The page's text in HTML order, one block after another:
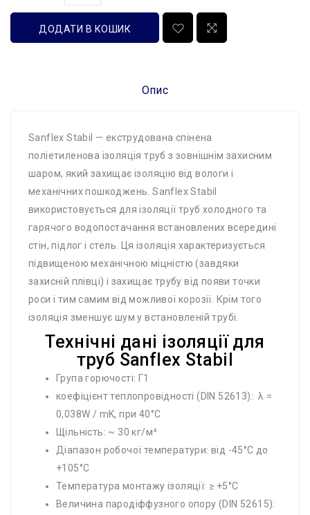
ДОДАТИ В КОШИК
Опис
Sanflex Stabil — екструдована спінена
поліетиленова ізоляція труб з зовнішнім захисним
шаром, який захищає ізоляцію від вологи і
механічних пошкоджень. Sanflex Stabil
використовується для ізоляції труб холодного та
гарячого водопостачання встановлених всередині
стін, підлог і стель. Ця ізоляція характеризується
підвищеною механічною міцністю (завдяки
захисній плівці) і захищає трубу від появи точки
роси і тим самим від можливої корозії. Крім того
ізоляція зменшує шум у встановленій трубі.
Технічні дані ізоляції для
труб Sanflex Stabil
Група горючості: Г1
коефіцієнт теплопровідності (DIN 52613): λ =
0,038W / mK, при 40°C
Щільність: ~ 30 кг/м³
Діапазон робочої температури: від -45°C до
+105°C
Температура монтажу ізоляції: ≥ +5°C
Величина пародіффузного опору (DIN 52615):